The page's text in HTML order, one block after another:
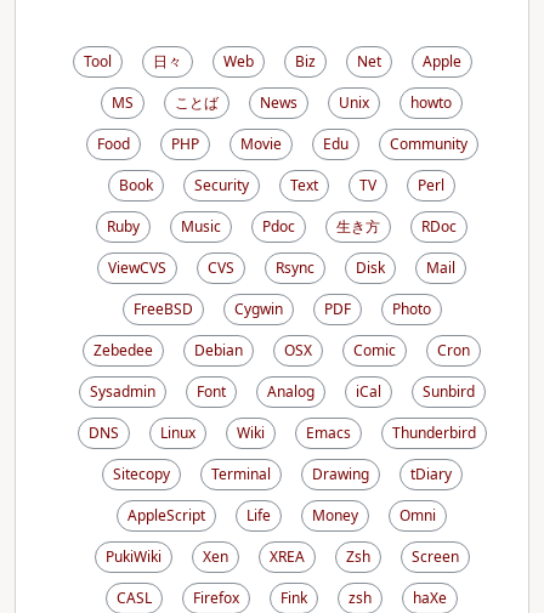
Tool 日々 Web Biz Net
Apple
MS
ことば News Unix
howto
Food
PHP Movie Edu
Community
Book
Security Text TV
Perl
Ruby
Music Pdoc 生き方
RDoc
ViewCVS
CVS Rsync Disk
Mail
FreeBSD
Cygwin PDF
Photo
Zebedee
Debian OSX Comic
Cron
Sysadmin
Font Analog iCal
Sunbird
DNS
Linux Wiki Emacs
Thunderbird
Sitecopy
Terminal Drawing
tDiary
AppleScript
Life Money
Omni
PukiWiki
Xen XREA Zsh
Screen
CASL
Firefox Fink zsh
haXe